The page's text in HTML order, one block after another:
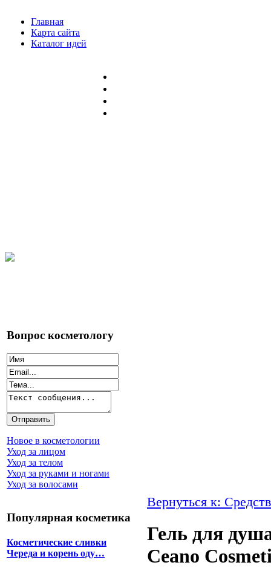
Главная
Карта сайта
Каталог идей
Вопрос косметологу
Новое в косметологии
Уход за лицом
Уход за телом
Уход за руками и ногами
Уход за волосами
Популярная косметика
Косметические сливки
Череда и корень оду…
Вернуться к:
Гель для
Ceano